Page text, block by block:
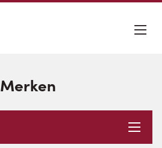
Merken